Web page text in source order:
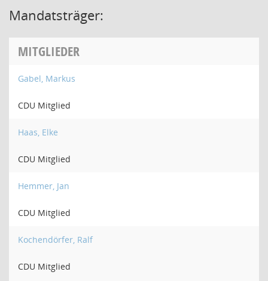
Mandatsträger:
MITGLIEDER
Gabel, Markus
CDU Mitglied
Haas, Elke
CDU Mitglied
Hemmer, Jan
CDU Mitglied
Kochendörfer, Ralf
CDU Mitglied